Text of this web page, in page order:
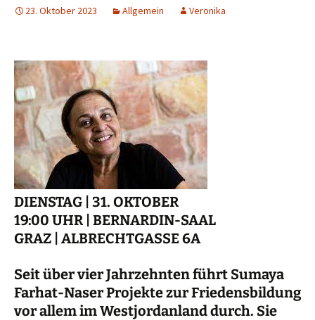
23. Oktober 2023 Allgemein Veronika
DIENSTAG | 31. OKTOBER
19:00 UHR | BERNARDIN-SAAL
GRAZ | ALBRECHTGASSE 6A
Seit über vier Jahrzehnten führt Sumaya
Farhat-Naser Projekte zur Friedensbildung
vor allem im Westjordanland durch. Sie